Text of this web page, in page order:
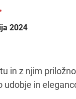
2024
in z njim
udobje in